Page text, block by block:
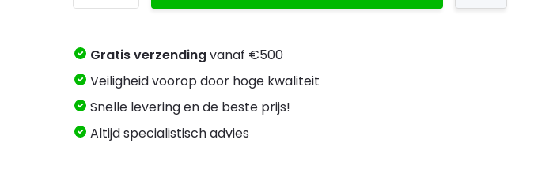
Gratis verzendingvanaf €500
Veiligheid voorop door hoge kwaliteit
Snelle levering en de beste prijs!
Altijd specialistisch advies